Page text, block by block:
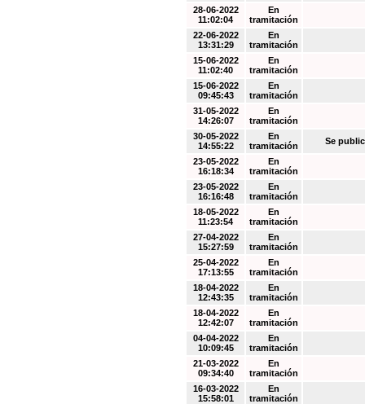
28-06-2022
11:02:04
En
tramitación
22-06-2022
13:31:29
En
tramitación
15-06-2022
11:02:40
En
tramitación
15-06-2022
09:45:43
En
tramitación
31-05-2022
14:26:07
En
tramitación
30-05-2022
14:55:22
En
tramitación
Se
23-05-2022
16:18:34
En
tramitación
23-05-2022
16:16:48
En
tramitación
18-05-2022
11:23:54
En
tramitación
27-04-2022
15:27:59
En
tramitación
25-04-2022
17:13:55
En
tramitación
18-04-2022
12:43:35
En
tramitación
18-04-2022
12:42:07
En
tramitación
04-04-2022
10:09:45
En
tramitación
21-03-2022
09:34:40
En
tramitación
16-03-2022
15:58:01
En
tramitación